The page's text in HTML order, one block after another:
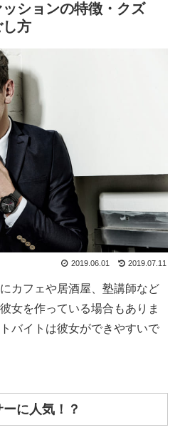
ションの特徴・クズ
方
2019.07.11
2019.06.01
カフェや居酒屋、塾講師など
女を作っている場合もありま
バイトは彼女ができやすいで
に人気！？